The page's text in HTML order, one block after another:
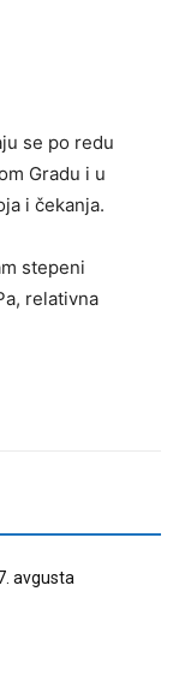
se po redu
Gradu i u
i čekanja.
stepeni
relativna
avgusta